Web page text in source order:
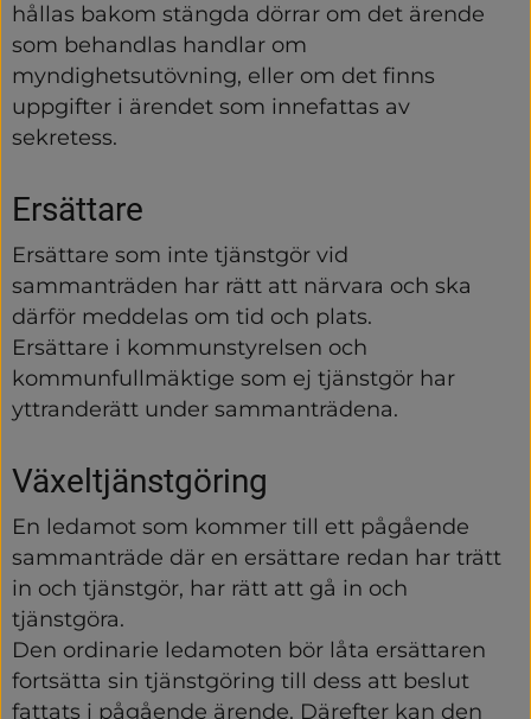
hållas bakom stängda dörrar om det ärende
som behandlas handlar om
myndighetsutövning, eller om det finns
uppgifter i ärendet som innefattas av
sekretess.
Ersättare
Ersättare som inte tjänstgör vid
sammanträden har rätt att närvara och ska
därför meddelas om tid och plats.
Ersättare i kommunstyrelsen och
kommunfullmäktige som ej tjänstgör har
yttranderätt under sammanträdena.
Växeltjänstgöring
En ledamot som kommer till ett pågående
sammanträde där en ersättare redan har trätt
in och tjänstgör, har rätt att gå in och
tjänstgöra.
Den ordinarie ledamoten bör låta ersättaren
fortsätta sin tjänstgöring till dess att beslut
fattats i pågående ärende. Därefter kan den